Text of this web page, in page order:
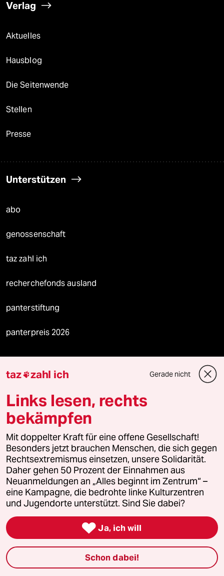
Verlag
Aktuelles
Hausblog
Die Seitenwende
Stellen
Presse
Unterstützen
abo
genossenschaft
taz zahl ich
recherchefonds ausland
panterstiftung
panterpreis 2026
Podcast
bundestalk
fernverbindung
klima update°
Mauerecho
Freie Rede
reingehen
taz zahl ich Gerade nicht
Links lesen, rechts
bekämpfen
Mit doppelter Kraft für eine offene Gesellschaft!
Besonders jetzt brauchen Menschen, die sich gegen
Rechtsextremismus einsetzen, unsere Solidarität.
Daher gehen 50 Prozent der Einnahmen aus
Neuanmeldungen an „Alles beginnt im Zentrum“ –
eine Kampagne, die bedrohte linke Kulturzentren
und Jugendorte unterstützt. Sind Sie dabei?
 Ja, ich will
Schon dabei!